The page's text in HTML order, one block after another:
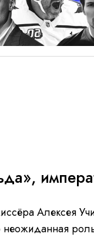
Алексея
неожиданная